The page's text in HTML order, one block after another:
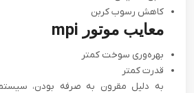
کاهش رسوب کربن
معایب موتور mpi
بهره‌وری سوخت کمتر
قدرت کمتر
به دلیل مقرون به صرفه بودن،